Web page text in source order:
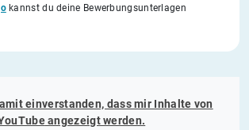
kannst du deine Bewerbungsunterlagen
einverstanden, dass mir Inhalte von
angezeigt werden.